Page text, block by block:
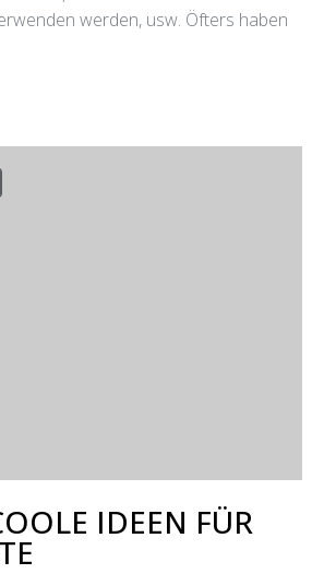
werden, usw. Öfters haben
IDEEN FÜR